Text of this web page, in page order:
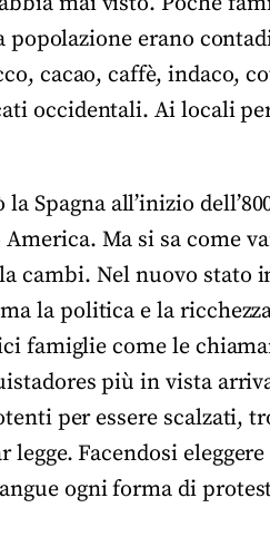
erano
cacao, caffè, indaco,
occidentali. Ai locali
Spagna all’inizio
Ma si sa come
cambi. Nel nuovo stato
la politica e la
famiglie come le
più in vista
per essere scalzati,
Facendosi
ogni forma di